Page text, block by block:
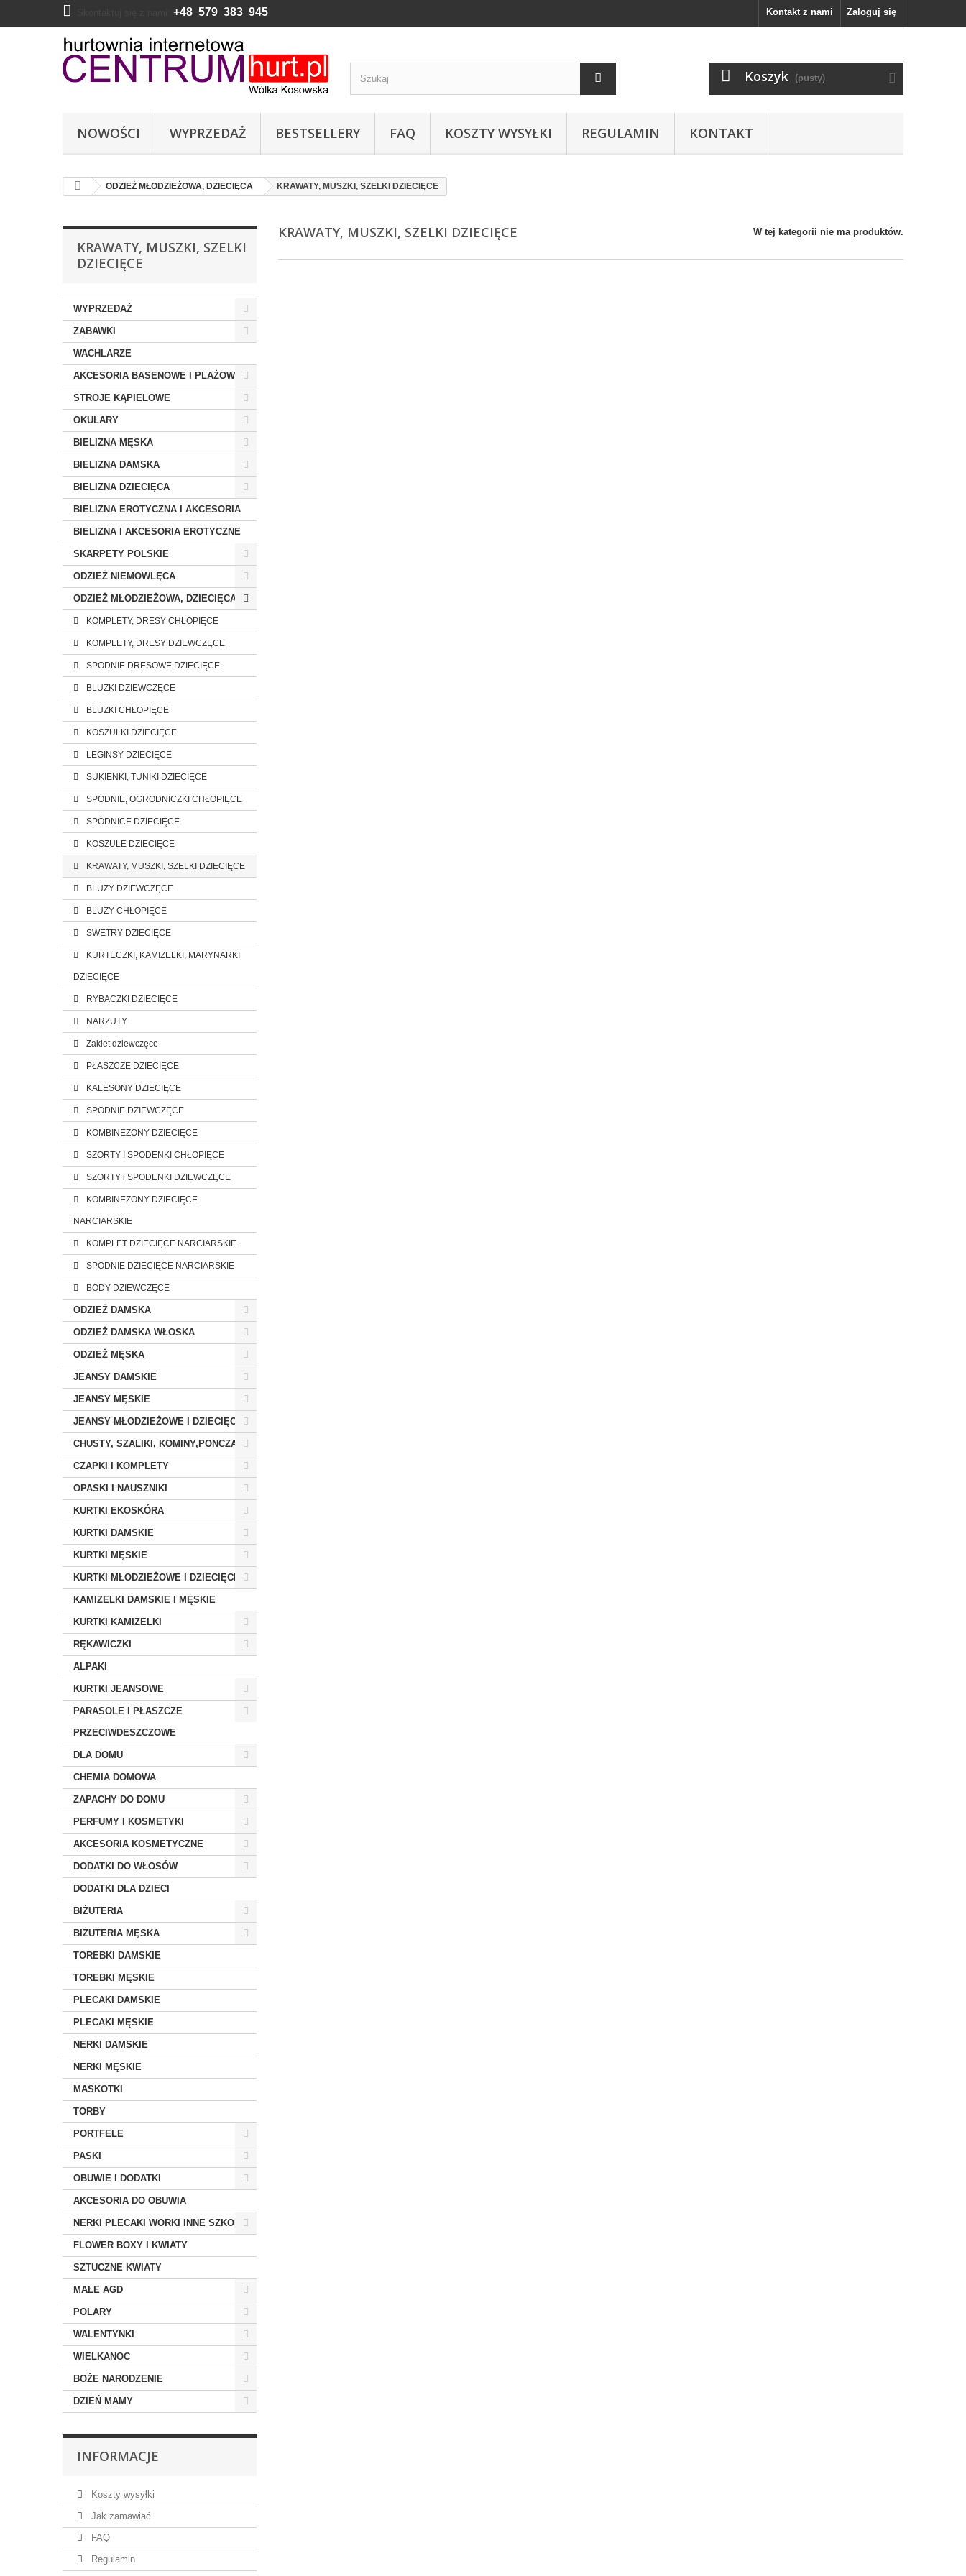
Zaloguj się
Kontakt z nami
+48 579 383 945
Koszyk (pusty)
NOWOŚCI WYPRZEDAŻ BESTSELLERY FAQ KOSZTY WYSYŁKI REGULAMIN KONTAKT
ODZIEŻ MŁODZIEŻOWA, DZIECIĘCA KRAWATY, MUSZKI, SZELKI DZIECIĘCE
KRAWATY, MUSZKI, SZELKI
DZIECIĘCE
WYPRZEDAŻ
ZABAWKI
WACHLARZE
AKCESORIA BASENOWE I PLAŻOWE
STROJE KĄPIELOWE
OKULARY
BIELIZNA MĘSKA
BIELIZNA DAMSKA
BIELIZNA DZIECIĘCA
BIELIZNA EROTYCZNA I AKCESORIA
BIELIZNA I AKCESORIA EROTYCZNE
SKARPETY POLSKIE
ODZIEŻ NIEMOWLĘCA
ODZIEŻ MŁODZIEŻOWA, DZIECIĘCA
KOMPLETY, DRESY CHŁOPIĘCE
KOMPLETY, DRESY DZIEWCZĘCE
SPODNIE DRESOWE DZIECIĘCE
BLUZKI DZIEWCZĘCE
BLUZKI CHŁOPIĘCE
KOSZULKI DZIECIĘCE
LEGINSY DZIECIĘCE
SUKIENKI, TUNIKI DZIECIĘCE
SPODNIE, OGRODNICZKI CHŁOPIĘCE
SPÓDNICE DZIECIĘCE
KOSZULE DZIECIĘCE
KRAWATY, MUSZKI, SZELKI DZIECIĘCE
BLUZY DZIEWCZĘCE
BLUZY CHŁOPIĘCE
SWETRY DZIECIĘCE
KURTECZKI, KAMIZELKI, MARYNARKI
DZIECIĘCE
RYBACZKI DZIECIĘCE
NARZUTY
Żakiet dziewczęce
PŁASZCZE DZIECIĘCE
KALESONY DZIECIĘCE
SPODNIE DZIEWCZĘCE
KOMBINEZONY DZIECIĘCE
SZORTY I SPODENKI CHŁOPIĘCE
SZORTY i SPODENKI DZIEWCZĘCE
KOMBINEZONY DZIECIĘCE
NARCIARSKIE
KOMPLET DZIECIĘCE NARCIARSKIE
SPODNIE DZIECIĘCE NARCIARSKIE
BODY DZIEWCZĘCE
ODZIEŻ DAMSKA
ODZIEŻ DAMSKA WŁOSKA
ODZIEŻ MĘSKA
JEANSY DAMSKIE
JEANSY MĘSKIE
JEANSY MŁODZIEŻOWE I DZIECIĘCE
CHUSTY, SZALIKI, KOMINY,PONCZA
CZAPKI I KOMPLETY
OPASKI I NAUSZNIKI
KURTKI EKOSKÓRA
KURTKI DAMSKIE
KURTKI MĘSKIE
KURTKI MŁODZIEŻOWE I DZIECIĘCE
KAMIZELKI DAMSKIE I MĘSKIE
KURTKI KAMIZELKI
RĘKAWICZKI
ALPAKI
KURTKI JEANSOWE
PARASOLE I PŁASZCZE
PRZECIWDESZCZOWE
DLA DOMU
CHEMIA DOMOWA
ZAPACHY DO DOMU
PERFUMY I KOSMETYKI
AKCESORIA KOSMETYCZNE
DODATKI DO WŁOSÓW
DODATKI DLA DZIECI
BIŻUTERIA
BIŻUTERIA MĘSKA
TOREBKI DAMSKIE
TOREBKI MĘSKIE
PLECAKI DAMSKIE
PLECAKI MĘSKIE
NERKI DAMSKIE
NERKI MĘSKIE
MASKOTKI
TORBY
PORTFELE
PASKI
OBUWIE I DODATKI
AKCESORIA DO OBUWIA
NERKI PLECAKI WORKI INNE SZKOLNE
FLOWER BOXY I KWIATY
SZTUCZNE KWIATY
MAŁE AGD
POLARY
WALENTYNKI
WIELKANOC
BOŻE NARODZENIE
DZIEŃ MAMY
INFORMACJE
Koszty wysyłki
Jak zamawiać
FAQ
Regulamin
KRAWATY, MUSZKI, SZELKI DZIECIĘCE W tej kategorii nie ma produktów.